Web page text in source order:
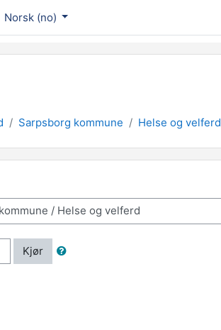
Norsk ‎(no)‎
Sarpsborg kommune Helse og velferd
Kjør